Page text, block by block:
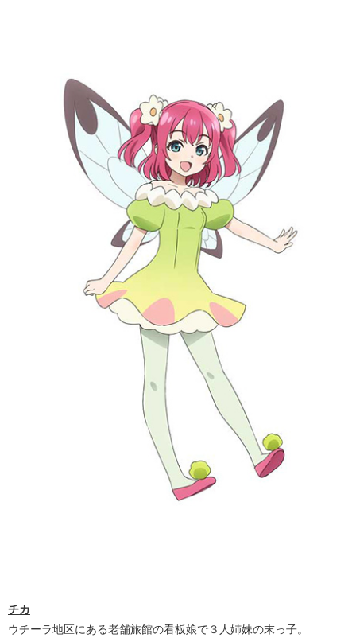
チカ
ウチーラ地区にある老舗旅館の看板娘で３人姉妹の末っ子。